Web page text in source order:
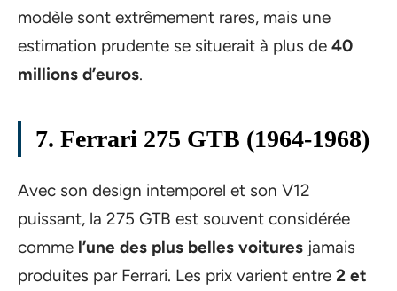
modèle sont extrêmement rares, mais une
estimation prudente se situerait à plus de 40
millions d’euros.
7. Ferrari 275 GTB (1964-1968)
Avec son design intemporel et son V12
puissant, la 275 GTB est souvent considérée
comme l’une des plus belles voitures jamais
produites par Ferrari. Les prix varient entre 2 et